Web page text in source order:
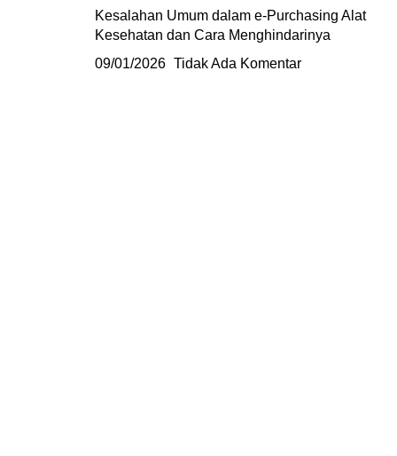
Kesalahan Umum dalam e-Purchasing Alat
Kesehatan dan Cara Menghindarinya
09/01/2026 Tidak Ada Komentar